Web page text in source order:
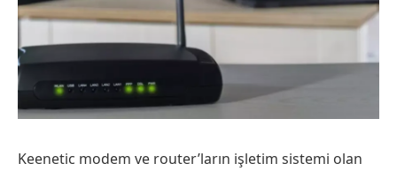
Keenetic modem ve router’ların işletim sistemi olan